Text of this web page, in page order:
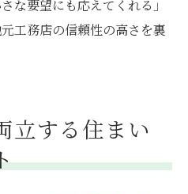
な要望にも応えてくれる」
工務店の信頼性の高さを裏
立する住まい